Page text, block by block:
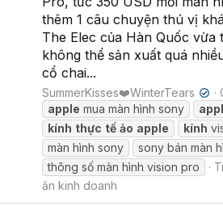
thêm 1 câu chuyện thú vị
The Elec của Hàn Quốc vừa
không thể sản xuất quá
cổ chai...
SummerKisses❤️WinterTears ✔
apple mua màn hình sony
kính thực tế ảo apple kính
màn hình sony
sony bán màn
thông số màn hình vision pro
ăn kinh doanh